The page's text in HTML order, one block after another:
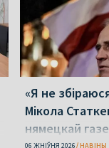
«Я не
Мікола
нямецкай
06 ЖНІЎНЯ 2026 НАВІНЫ